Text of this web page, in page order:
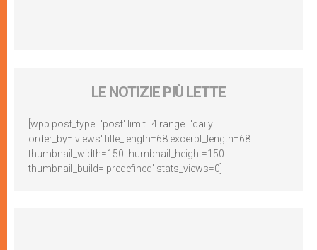
LE NOTIZIE PIÙ LETTE
[wpp post_type='post' limit=4 range='daily'
order_by='views' title_length=68 excerpt_length=68
thumbnail_width=150 thumbnail_height=150
thumbnail_build='predefined' stats_views=0]